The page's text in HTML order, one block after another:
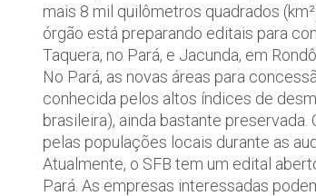
mais 8 mil quilômetros quadrados
órgão está preparando editais para
Taquera, no Pará, e Jacunda, em
No Pará, as novas áreas para
conhecida pelos altos índices de
brasileira), ainda bastante
pelas populações locais durante as
Atualmente, o SFB tem um edital
Pará. As empresas interessadas